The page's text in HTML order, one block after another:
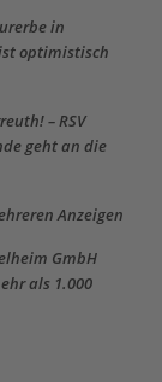
in
optimistisch
– RSV
geht an die
Anzeigen
GmbH
als 1.000